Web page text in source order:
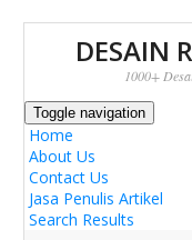
DESAIN
1000+
Toggle navigation
Home
About Us
Contact Us
Jasa Penulis Artikel
Search Results